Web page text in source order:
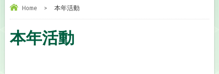
Home > 本年活動
本年活動